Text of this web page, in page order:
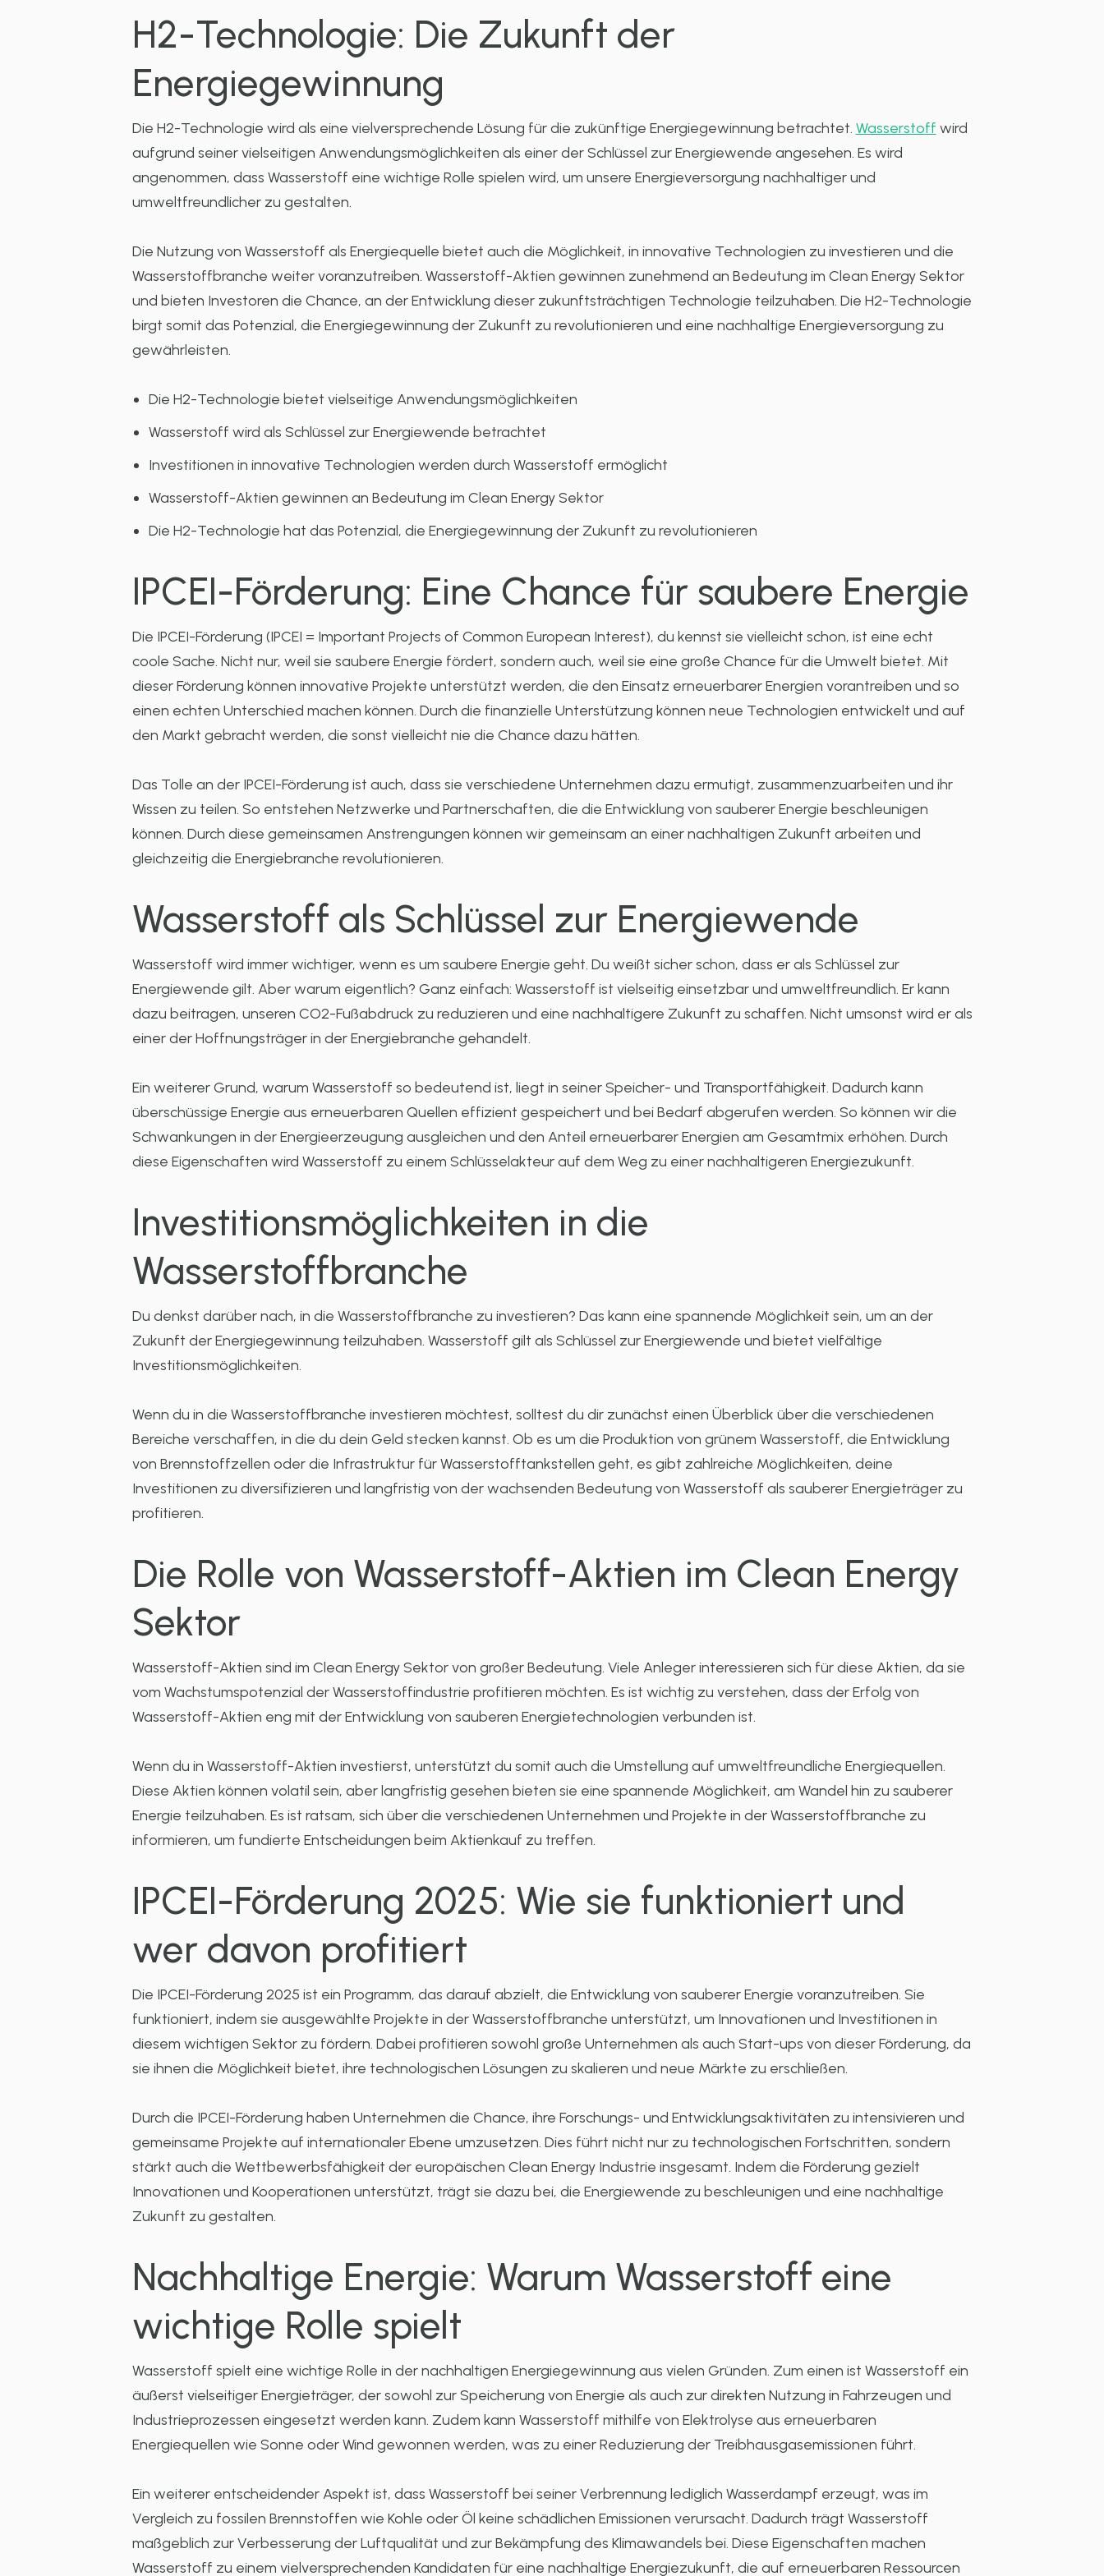
H2-Technologie: Die Zukunft der
Energiegewinnung
Die H2-Technologie wird als eine vielversprechende Lösung für die zukünftige Energiegewinnung betrachtet. Wasserstoff wird
aufgrund seiner vielseitigen Anwendungsmöglichkeiten als einer der Schlüssel zur Energiewende angesehen. Es wird
angenommen, dass Wasserstoff eine wichtige Rolle spielen wird, um unsere Energieversorgung nachhaltiger und
umweltfreundlicher zu gestalten.
Die Nutzung von Wasserstoff als Energiequelle bietet auch die Möglichkeit, in innovative Technologien zu investieren und die
Wasserstoffbranche weiter voranzutreiben. Wasserstoff-Aktien gewinnen zunehmend an Bedeutung im Clean Energy Sektor
und bieten Investoren die Chance, an der Entwicklung dieser zukunftsträchtigen Technologie teilzuhaben. Die H2-Technologie
birgt somit das Potenzial, die Energiegewinnung der Zukunft zu revolutionieren und eine nachhaltige Energieversorgung zu
gewährleisten.
Die H2-Technologie bietet vielseitige Anwendungsmöglichkeiten
Wasserstoff wird als Schlüssel zur Energiewende betrachtet
Investitionen in innovative Technologien werden durch Wasserstoff ermöglicht
Wasserstoff-Aktien gewinnen an Bedeutung im Clean Energy Sektor
Die H2-Technologie hat das Potenzial, die Energiegewinnung der Zukunft zu revolutionieren
IPCEI-Förderung: Eine Chance für saubere Energie
Die IPCEI-Förderung (IPCEI = Important Projects of Common European Interest), du kennst sie vielleicht schon, ist eine echt
coole Sache. Nicht nur, weil sie saubere Energie fördert, sondern auch, weil sie eine große Chance für die Umwelt bietet. Mit
dieser Förderung können innovative Projekte unterstützt werden, die den Einsatz erneuerbarer Energien vorantreiben und so
einen echten Unterschied machen können. Durch die finanzielle Unterstützung können neue Technologien entwickelt und auf
den Markt gebracht werden, die sonst vielleicht nie die Chance dazu hätten.
Das Tolle an der IPCEI-Förderung ist auch, dass sie verschiedene Unternehmen dazu ermutigt, zusammenzuarbeiten und ihr
Wissen zu teilen. So entstehen Netzwerke und Partnerschaften, die die Entwicklung von sauberer Energie beschleunigen
können. Durch diese gemeinsamen Anstrengungen können wir gemeinsam an einer nachhaltigen Zukunft arbeiten und
gleichzeitig die Energiebranche revolutionieren.
Wasserstoff als Schlüssel zur Energiewende
Wasserstoff wird immer wichtiger, wenn es um saubere Energie geht. Du weißt sicher schon, dass er als Schlüssel zur
Energiewende gilt. Aber warum eigentlich? Ganz einfach: Wasserstoff ist vielseitig einsetzbar und umweltfreundlich. Er kann
dazu beitragen, unseren CO2-Fußabdruck zu reduzieren und eine nachhaltigere Zukunft zu schaffen. Nicht umsonst wird er als
einer der Hoffnungsträger in der Energiebranche gehandelt.
Ein weiterer Grund, warum Wasserstoff so bedeutend ist, liegt in seiner Speicher- und Transportfähigkeit. Dadurch kann
überschüssige Energie aus erneuerbaren Quellen effizient gespeichert und bei Bedarf abgerufen werden. So können wir die
Schwankungen in der Energieerzeugung ausgleichen und den Anteil erneuerbarer Energien am Gesamtmix erhöhen. Durch
diese Eigenschaften wird Wasserstoff zu einem Schlüsselakteur auf dem Weg zu einer nachhaltigeren Energiezukunft.
Investitionsmöglichkeiten in die
Wasserstoffbranche
Du denkst darüber nach, in die Wasserstoffbranche zu investieren? Das kann eine spannende Möglichkeit sein, um an der
Zukunft der Energiegewinnung teilzuhaben. Wasserstoff gilt als Schlüssel zur Energiewende und bietet vielfältige
Investitionsmöglichkeiten.
Wenn du in die Wasserstoffbranche investieren möchtest, solltest du dir zunächst einen Überblick über die verschiedenen
Bereiche verschaffen, in die du dein Geld stecken kannst. Ob es um die Produktion von grünem Wasserstoff, die Entwicklung
von Brennstoffzellen oder die Infrastruktur für Wasserstofftankstellen geht, es gibt zahlreiche Möglichkeiten, deine
Investitionen zu diversifizieren und langfristig von der wachsenden Bedeutung von Wasserstoff als sauberer Energieträger zu
profitieren.
Die Rolle von Wasserstoff-Aktien im Clean Energy
Sektor
Wasserstoff-Aktien sind im Clean Energy Sektor von großer Bedeutung. Viele Anleger interessieren sich für diese Aktien, da sie
vom Wachstumspotenzial der Wasserstoffindustrie profitieren möchten. Es ist wichtig zu verstehen, dass der Erfolg von
Wasserstoff-Aktien eng mit der Entwicklung von sauberen Energietechnologien verbunden ist.
Wenn du in Wasserstoff-Aktien investierst, unterstützt du somit auch die Umstellung auf umweltfreundliche Energiequellen.
Diese Aktien können volatil sein, aber langfristig gesehen bieten sie eine spannende Möglichkeit, am Wandel hin zu sauberer
Energie teilzuhaben. Es ist ratsam, sich über die verschiedenen Unternehmen und Projekte in der Wasserstoffbranche zu
informieren, um fundierte Entscheidungen beim Aktienkauf zu treffen.
IPCEI-Förderung 2025: Wie sie funktioniert und
wer davon profitiert
Die IPCEI-Förderung 2025 ist ein Programm, das darauf abzielt, die Entwicklung von sauberer Energie voranzutreiben. Sie
funktioniert, indem sie ausgewählte Projekte in der Wasserstoffbranche unterstützt, um Innovationen und Investitionen in
diesem wichtigen Sektor zu fördern. Dabei profitieren sowohl große Unternehmen als auch Start-ups von dieser Förderung, da
sie ihnen die Möglichkeit bietet, ihre technologischen Lösungen zu skalieren und neue Märkte zu erschließen.
Durch die IPCEI-Förderung haben Unternehmen die Chance, ihre Forschungs- und Entwicklungsaktivitäten zu intensivieren und
gemeinsame Projekte auf internationaler Ebene umzusetzen. Dies führt nicht nur zu technologischen Fortschritten, sondern
stärkt auch die Wettbewerbsfähigkeit der europäischen Clean Energy Industrie insgesamt. Indem die Förderung gezielt
Innovationen und Kooperationen unterstützt, trägt sie dazu bei, die Energiewende zu beschleunigen und eine nachhaltige
Zukunft zu gestalten.
Nachhaltige Energie: Warum Wasserstoff eine
wichtige Rolle spielt
Wasserstoff spielt eine wichtige Rolle in der nachhaltigen Energiegewinnung aus vielen Gründen. Zum einen ist Wasserstoff ein
äußerst vielseitiger Energieträger, der sowohl zur Speicherung von Energie als auch zur direkten Nutzung in Fahrzeugen und
Industrieprozessen eingesetzt werden kann. Zudem kann Wasserstoff mithilfe von Elektrolyse aus erneuerbaren
Energiequellen wie Sonne oder Wind gewonnen werden, was zu einer Reduzierung der Treibhausgasemissionen führt.
Ein weiterer entscheidender Aspekt ist, dass Wasserstoff bei seiner Verbrennung lediglich Wasserdampf erzeugt, was im
Vergleich zu fossilen Brennstoffen wie Kohle oder Öl keine schädlichen Emissionen verursacht. Dadurch trägt Wasserstoff
maßgeblich zur Verbesserung der Luftqualität und zur Bekämpfung des Klimawandels bei. Diese Eigenschaften machen
Wasserstoff zu einem vielversprechenden Kandidaten für eine nachhaltige Energiezukunft, die auf erneuerbaren Ressourcen